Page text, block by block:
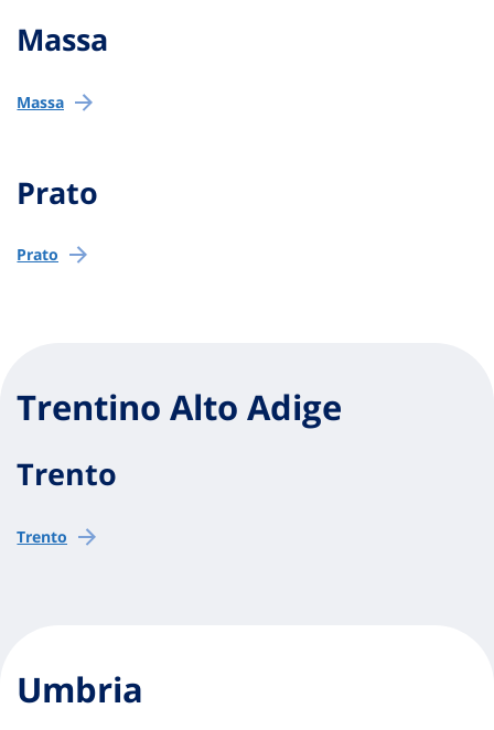
Massa
Massa
Prato
Prato
Trentino Alto Adige
Trento
Trento
Umbria